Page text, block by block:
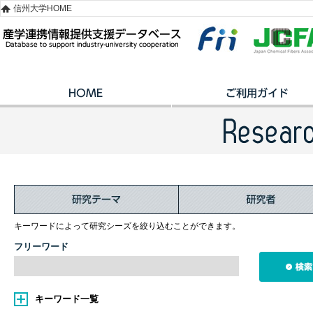
信州大学HOME
キーワードによって研究シーズを絞り込むことができます。
フリーワード
キーワード一覧